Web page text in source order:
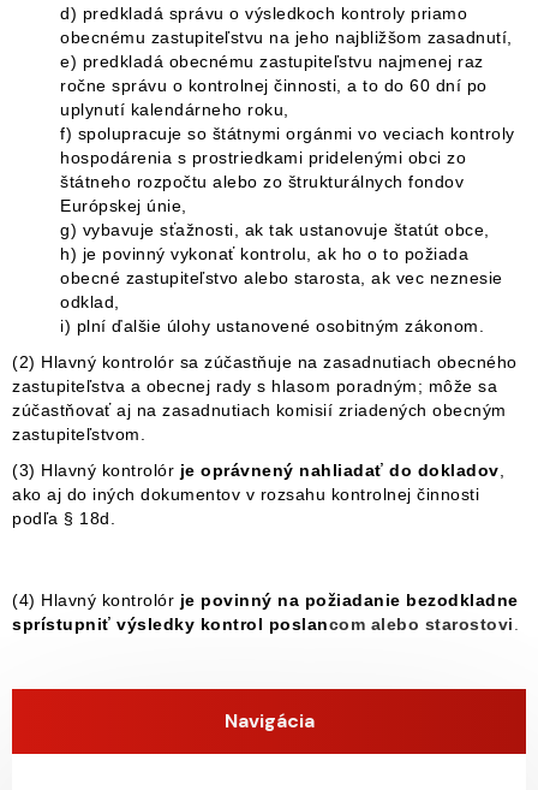
d) predkladá správu o výsledkoch kontroly priamo
obecnému zastupiteľstvu na jeho najbližšom zasadnutí,
e) predkladá obecnému zastupiteľstvu najmenej raz
ročne správu o kontrolnej činnosti, a to do 60 dní po
uplynutí kalendárneho roku,
f) spolupracuje so štátnymi orgánmi vo veciach kontroly
hospodárenia s prostriedkami pridelenými obci zo
štátneho rozpočtu alebo zo štrukturálnych fondov
Európskej únie,
g) vybavuje sťažnosti, ak tak ustanovuje štatút obce,
h) je povinný vykonať kontrolu, ak ho o to požiada
obecné zastupiteľstvo alebo starosta, ak vec neznesie
odklad,
i) plní ďalšie úlohy ustanovené osobitným zákonom.
(2) Hlavný kontrolór sa zúčastňuje na zasadnutiach obecného
zastupiteľstva a obecnej rady s hlasom poradným; môže sa
zúčastňovať aj na zasadnutiach komisií zriadených obecným
zastupiteľstvom.
(3) Hlavný kontrolór je oprávnený nahliadať do dokladov
ako aj do iných dokumentov v rozsahu kontrolnej činnosti
podľa § 18d.
(4) Hlavný kontrolór je povinný na požiadanie bezodkladne
sprístupniť výsledky kontrol poslancom alebo starostovi
Navigácia